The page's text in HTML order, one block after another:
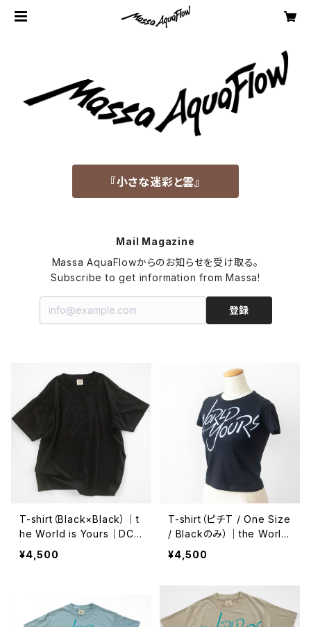
『小さな迷彩と雲』
Mail Magazine
Massa AquaFlowからのお知らせを受け取る。
Subscribe to get information from Massa!
登録
T-shirt（Black×Black）｜t
he World is Yours｜DC
壁画記念 Ver.
¥4,500
T-shirt（ピチT / One Size
/ Blackのみ）｜the World
is Yours｜DC壁画記念 Ve
¥4,500